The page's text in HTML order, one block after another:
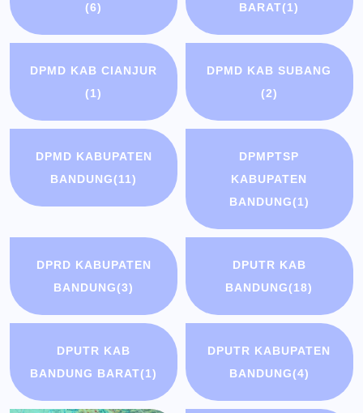
(6)
BARAT(1)
DPMD KAB CIANJUR
(1)
DPMD KAB SUBANG
(2)
DPMD KABUPATEN
BANDUNG(11)
DPMPTSP
KABUPATEN
BANDUNG(1)
DPRD KABUPATEN
BANDUNG(3)
DPUTR KAB
BANDUNG(18)
DPUTR KAB
BANDUNG BARAT(1)
DPUTR KABUPATEN
BANDUNG(4)